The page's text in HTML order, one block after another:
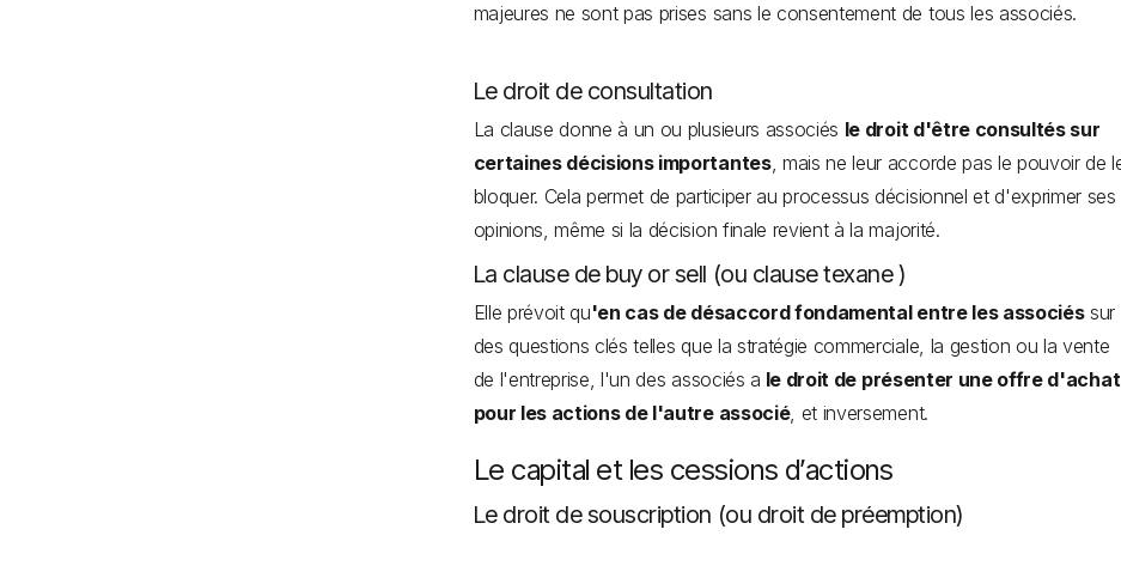
majeures ne sont pas prises sans le consentement de tous les associés.
Le droit de consultation
La clause donne à un ou plusieurs associés le droit d'être consultés sur
certaines décisions importantes, mais ne leur accorde pas le pouvoir de
bloquer. Cela permet de participer au processus décisionnel et d'exprimer ses
opinions, même si la décision finale revient à la majorité.
La clause de buy or sell (ou clause texane )
Elle prévoit qu'en cas de désaccord fondamental entre les associéssur
des questions clés telles que la stratégie commerciale, la gestion ou la vente
de l'entreprise, l'un des associés a le droit de présenter une offre d'achat
pour les actions de l'autre associé, et inversement.
Le capital et les cessions d’actions
Le droit de souscription (ou droit de préemption)